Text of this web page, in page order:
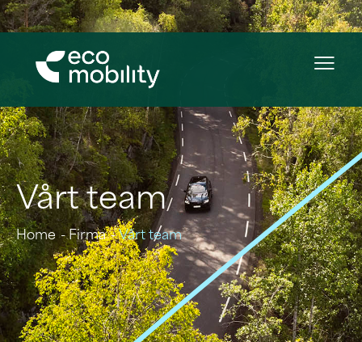
Vårt team
Home Firma Vårt team